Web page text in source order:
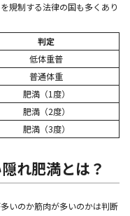
規制する法律の国も多くあり
判定
低体重普
普通体重
肥満（1度）
肥満（2度）
肥満（3度）
れ肥満とは？
いのか筋肉が多いのかは判断